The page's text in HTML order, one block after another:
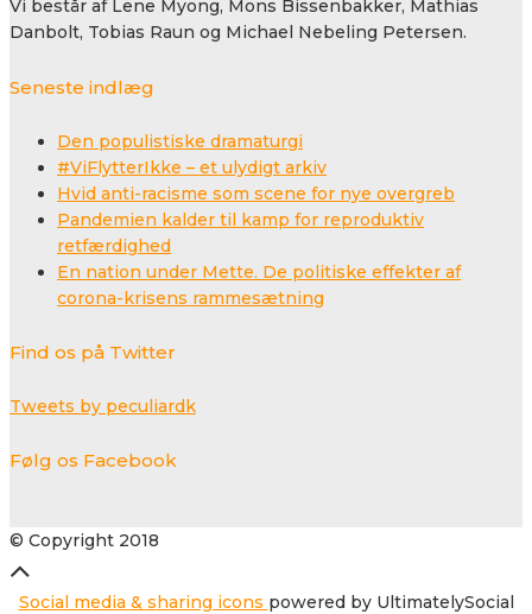
Vi består af Lene Myong, Mons Bissenbakker, Mathias
Danbolt, Tobias Raun og Michael Nebeling Petersen.
Seneste indlæg
Den populistiske dramaturgi
#ViFlytterIkke – et ulydigt arkiv
Hvid anti-racisme som scene for nye overgreb
Pandemien kalder til kamp for reproduktiv
retfærdighed
En nation under Mette. De politiske effekter af
corona-krisens rammesætning
Find os på Twitter
Tweets by peculiardk
Følg os Facebook
© Copyright 2018
Social media & sharing icons powered by UltimatelySocial